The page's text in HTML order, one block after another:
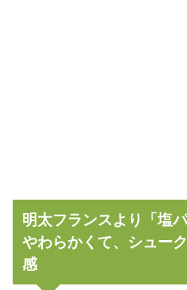
明太フランスより「塩
やわらかくて、シュー
感